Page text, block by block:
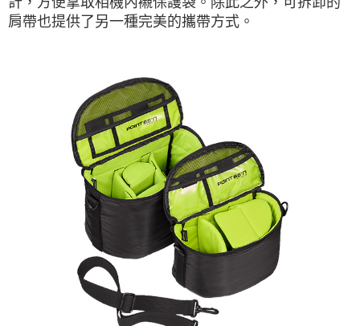
肩帶也提供了另一種完美的攜帶方式。